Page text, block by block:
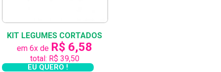
KIT LEGUMES CORTADOS
em 6x de R$ 6,58
total: R$ 39,50
EU QUERO !